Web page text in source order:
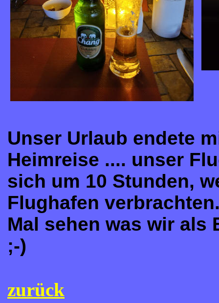
Unser Urlaub endete
Heimreise .... unser
sich um 10 Stunden,
Flughafen
Mal sehen was wir als
;-)
zurück